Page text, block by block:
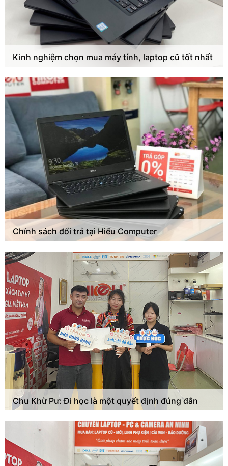
Kinh nghiệm chọn mua máy tính, laptop cũ tốt nhất
Chính sách đổi trả tại Hiếu Computer
Chu Khừ Pư: Đi học là một quyết định đúng đắn